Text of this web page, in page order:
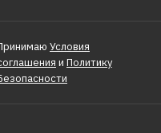
Условия
и Политику